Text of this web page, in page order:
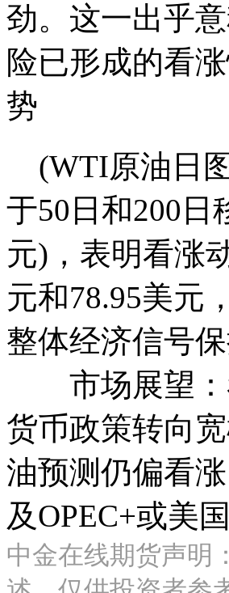
劲。这一出乎
险已形成的看
势
(WTI原油日
于50日和200日
元)，表明看涨
元和78.95美元
整体经济信号
市场展望：
货币政策转向
油预测仍偏看
及OPEC+或美
中金在线期货声明